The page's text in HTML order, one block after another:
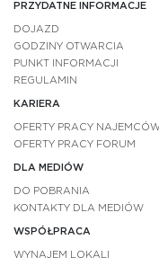
PRZYDATNE INFORMACJE
DOJAZD
GODZINY OTWARCIA
PUNKT INFORMACJI
REGULAMIN
KARIERA
OFERTY PRACY NAJEMCÓW
OFERTY PRACY FORUM
DLA MEDIÓW
DO POBRANIA
KONTAKTY DLA MEDIÓW
WSPÓŁPRACA
WYNAJEM LOKALI